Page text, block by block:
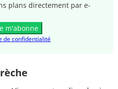
plans directement par e-
m'abonne
de confidentialité